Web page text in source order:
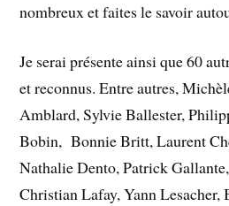
nombreux et faites le savoir
Je serai présente ainsi que 60
et reconnus. Entre autres,
Amblard, Sylvie Ballester,
Bobin, Bonnie Britt, Laurent
Nathalie Dento, Patrick
Christian Lafay, Yann Lesacher,